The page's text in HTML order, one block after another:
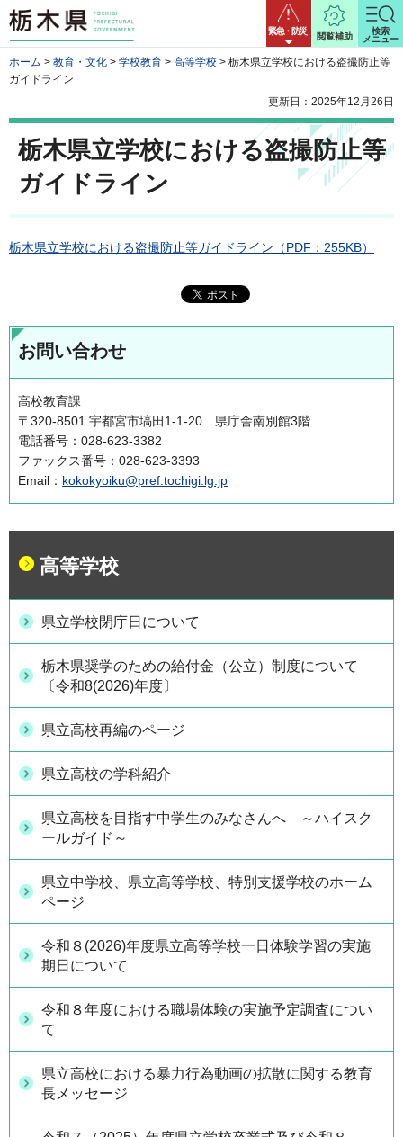
栃木県 緊急・防災
閲覧補助
検索
メニュー
ホーム > 教育・文化 > 学校教育 > 高等学校 > 栃木県立学校における盗撮防止等
ガイドライン
更新日：2025年12月26日
栃木県立学校における盗撮防止等
ガイドライン
栃木県立学校における盗撮防止等ガイドライン（PDF：255KB）
お問い合わせ
高校教育課
〒320-8501 宇都宮市塙田1-1-20 県庁舎南別館3階
電話番号：028-623-3382
ファックス番号：028-623-3393
Email： kokokyoiku@pref.tochigi.lg.jp
高等学校
県立学校閉庁日について
栃木県奨学のための給付金（公立）制度について
〔令和8(2026)年度〕
県立高校再編のページ
県立高校の学科紹介
県立高校を目指す中学生のみなさんへ ～ハイスク
ールガイド～
県立中学校、県立高等学校、特別支援学校のホーム
ページ
令和８(2026)年度県立高等学校一日体験学習の実施
期日について
令和８年度における職場体験の実施予定調査につい
て
県立高校における暴力行為動画の拡散に関する教育
長メッセージ